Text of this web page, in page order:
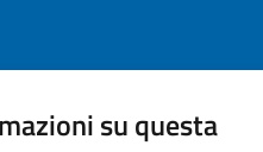
su questa